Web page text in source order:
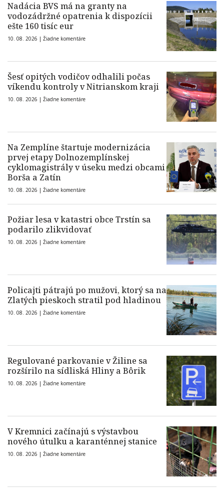
Nadácia BVS má na granty na
vodozádržné opatrenia k dispozícii
ešte 160 tisíc eur
10. 08. 2026 | Žiadne komentáre
Šesť opitých vodičov odhalili počas
víkendu kontroly v Nitrianskom kraji
10. 08. 2026 | Žiadne komentáre
Na Zemplíne štartuje modernizácia
prvej etapy Dolnozemplínskej
cyklomagistrály v úseku medzi obcami
Borša a Zatín
10. 08. 2026 | Žiadne komentáre
Požiar lesa v katastri obce Trstín sa
podarilo zlikvidovať
10. 08. 2026 | Žiadne komentáre
Policajti pátrajú po mužovi, ktorý sa na
Zlatých pieskoch stratil pod hladinou
10. 08. 2026 | Žiadne komentáre
Regulované parkovanie v Žiline sa
rozšírilo na sídliská Hliny a Bôrik
10. 08. 2026 | Žiadne komentáre
V Kremnici začínajú s výstavbou
nového útulku a karanténnej stanice
10. 08. 2026 | Žiadne komentáre